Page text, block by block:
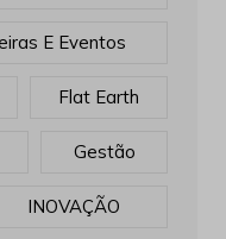
E Eventos
Flat Earth
Gestão
INOVAÇÃO